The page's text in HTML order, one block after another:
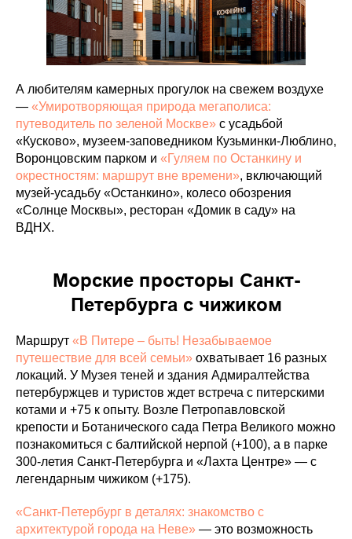
А любителям камерных прогулок на свежем воздухе
— «Умиротворяющая природа мегаполиса:
путеводитель по зеленой Москве» с усадьбой
«Кусково», музеем-заповедником Кузьминки-Люблино,
Воронцовским парком и «Гуляем по Останкину и
окрестностям: маршрут вне времени», включающий
музей-усадьбу «Останкино», колесо обозрения
«Солнце Москвы», ресторан «Домик в саду» на
ВДНХ.
Морские просторы Санкт-
Петербурга с чижиком
Маршрут «В Питере – быть! Незабываемое
путешествие для всей семьи» охватывает 16 разных
локаций. У Музея теней и здания Адмиралтейства
петербуржцев и туристов ждет встреча с питерскими
котами и +75 к опыту. Возле Петропавловской
крепости и Ботанического сада Петра Великого можно
познакомиться с балтийской нерпой (+100), а в парке
300-летия Санкт-Петербурга и «Лахта Центре» — с
легендарным чижиком (+175).
«Санкт-Петербург в деталях: знакомство с
архитектурой города на Неве» — это возможность